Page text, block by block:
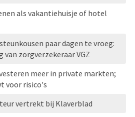
als vakantiehuisje of hotel
paar dagen te vroeg:
van zorgverzekeraar VGZ
meer in private markten;
voor risico's
vertrekt bij Klaverblad